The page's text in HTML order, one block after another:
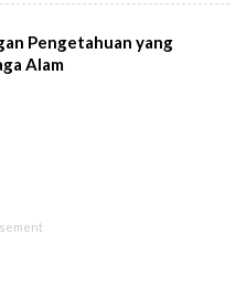
Pengetahuan yang
Alam